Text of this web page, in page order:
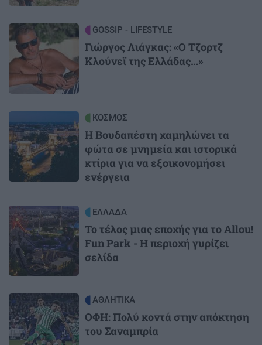
Image GOSSIP - LIFESTYLE
Γιώργος Λιάγκας: «Ο Τζορτζ
Κλούνεϊ της Ελλάδας…»
ΚΟΣΜΟΣ
Η Βουδαπέστη χαμηλώνει τα
φώτα σε μνημεία και ιστορικά
κτίρια για να εξοικονομήσει
ενέργεια
Image ΕΛΛΑΔΑ
Το τέλος μιας εποχής για το Allou!
Fun Park - Η περιοχή γυρίζει
σελίδα
Image ΑΘΛΗΤΙΚΑ
ΟΦΗ: Πολύ κοντά στην απόκτηση
του Σαναμπρία